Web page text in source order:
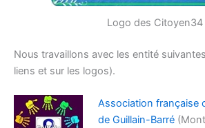
Logo des Citoyen34
Nous travaillons avec les entité
liens et sur les logos).
Association française
de Guillain-Barré